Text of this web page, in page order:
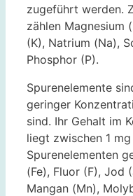
zugeführt werden.
zählen Magnesium
(K), Natrium (Na),
Phosphor (P).
Spurenelemente
geringer
sind. Ihr Gehalt im
liegt zwischen 1
Spurenelementen
(Fe), Fluor (F), Jod
Mangan (Mn),